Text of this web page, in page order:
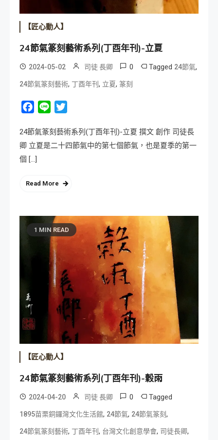
【匠心動人】
24節氣篆刻藝術系列(丁酉年刊)-立夏
2024-05-02 司徒 長卿 0 Tagged 24節氣,
24節氣篆刻藝術, 丁酉年刊, 立夏, 篆刻
Facebook
Line
24節氣篆刻藝術系列(丁酉年刊)-立夏 撰文 創作 司徒長
卿 立夏是二十四節氣中的第七個節氣，也是夏季的第一
個 […]
Read More
1 MIN READ
【匠心動人】
24節氣篆刻藝術系列(丁酉年刊)-穀雨
2024-04-20 司徒 長卿 0 Tagged
1895苗栗銅鑼灣文化生活館, 24節氣, 24節氣篆刻,
24節氣篆刻藝術, 丁酉年刊, 台灣文化創意學會, 司徒長卿,